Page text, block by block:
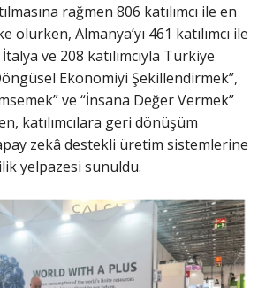
rağmen 806 katılımcı ile en
olurken, Almanya’yı 461 katılımcı ile
İtalya ve 208 katılımcıyla Türkiye
Ekonomiyi Şekillendirmek”,
ve “İnsana Değer Vermek”
katılımcılara geri dönüşüm
zekâ destekli üretim sistemlerine
yelpazesi sunuldu.